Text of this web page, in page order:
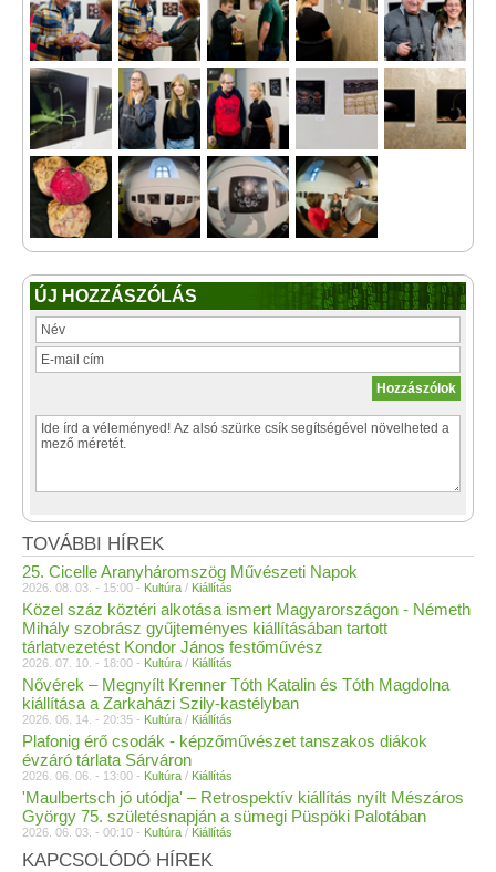
ÚJ HOZZÁSZÓLÁS
TOVÁBBI HÍREK
25. Cicelle Aranyháromszög Művészeti Napok
2026. 08. 03. - 15:00 - Kultúra / Kiállítás
Közel száz köztéri alkotása ismert Magyarországon - Németh
Mihály szobrász gyűjteményes kiállításában tartott
tárlatvezetést Kondor János festőművész
2026. 07. 10. - 18:00 - Kultúra / Kiállítás
Nővérek – Megnyílt Krenner Tóth Katalin és Tóth Magdolna
kiállítása a Zarkaházi Szily-kastélyban
2026. 06. 14. - 20:35 - Kultúra / Kiállítás
Plafonig érő csodák - képzőművészet tanszakos diákok
évzáró tárlata Sárváron
2026. 06. 06. - 13:00 - Kultúra / Kiállítás
'Maulbertsch jó utódja' – Retrospektív kiállítás nyílt Mészáros
György 75. születésnapján a sümegi Püspöki Palotában
2026. 06. 03. - 00:10 - Kultúra / Kiállítás
KAPCSOLÓDÓ HÍREK